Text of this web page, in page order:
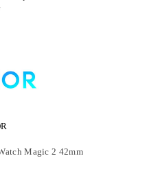
Magic 2 42mm